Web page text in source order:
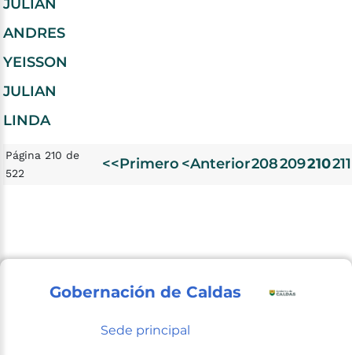
JULIAN
ANDRES
YEISSON
JULIAN
LINDA
Página 210 de
522
<<Primero <Anterior208209210211
Gobernación de Caldas
Sede principal